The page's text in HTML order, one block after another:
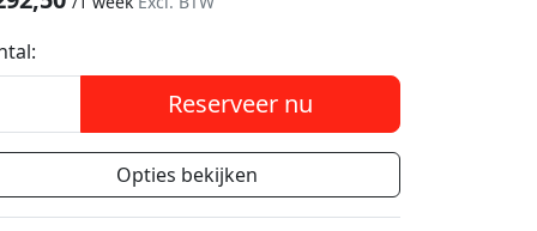
Reserveer nu
Opties bekijken